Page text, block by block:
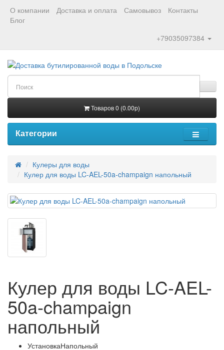
О компании Доставка и оплата Самовывоз
Контакты
Блог
+79035097384
Товаров 0 (0.00р)
Категории
Кулеры для воды
Кулер для воды LC-AEL-50a-champaign напольный
Кулер для воды LC-AEL-
50a-champaign
напольный
УстановкаНапольный